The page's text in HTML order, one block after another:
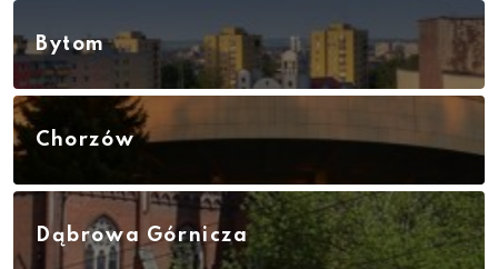
Bytom
Chorzów
Dąbrowa Górnicza